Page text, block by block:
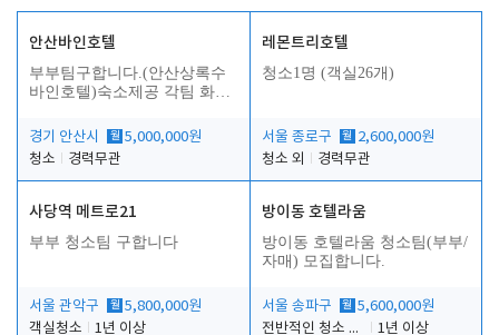
안산바인호텔
부부팀구합니다.(안산상록수
바인호텔)숙소제공 각팀 화장
경기 안산시
월 5,000,000원
청소
경력무관
레몬트리호텔
청소1명 (객실26개)
서울 종로구 월 2,600,000원
청소 외
경력무관
사당역 메트로21
부부 청소팀 구합니다
서울 관악구 월 5,800,000원
객실청소
1년 이상
방이동 호텔라움
방이동 호텔라움 청소팀(부부/
자매) 모집합니다.
서울 송파구 월 5,600,000원
전반적인 청소 업무(객실청소.객실정리)
1년 이상